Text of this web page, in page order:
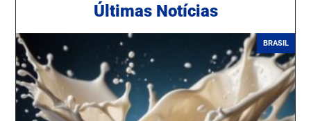
Últimas Notícias
BRASIL